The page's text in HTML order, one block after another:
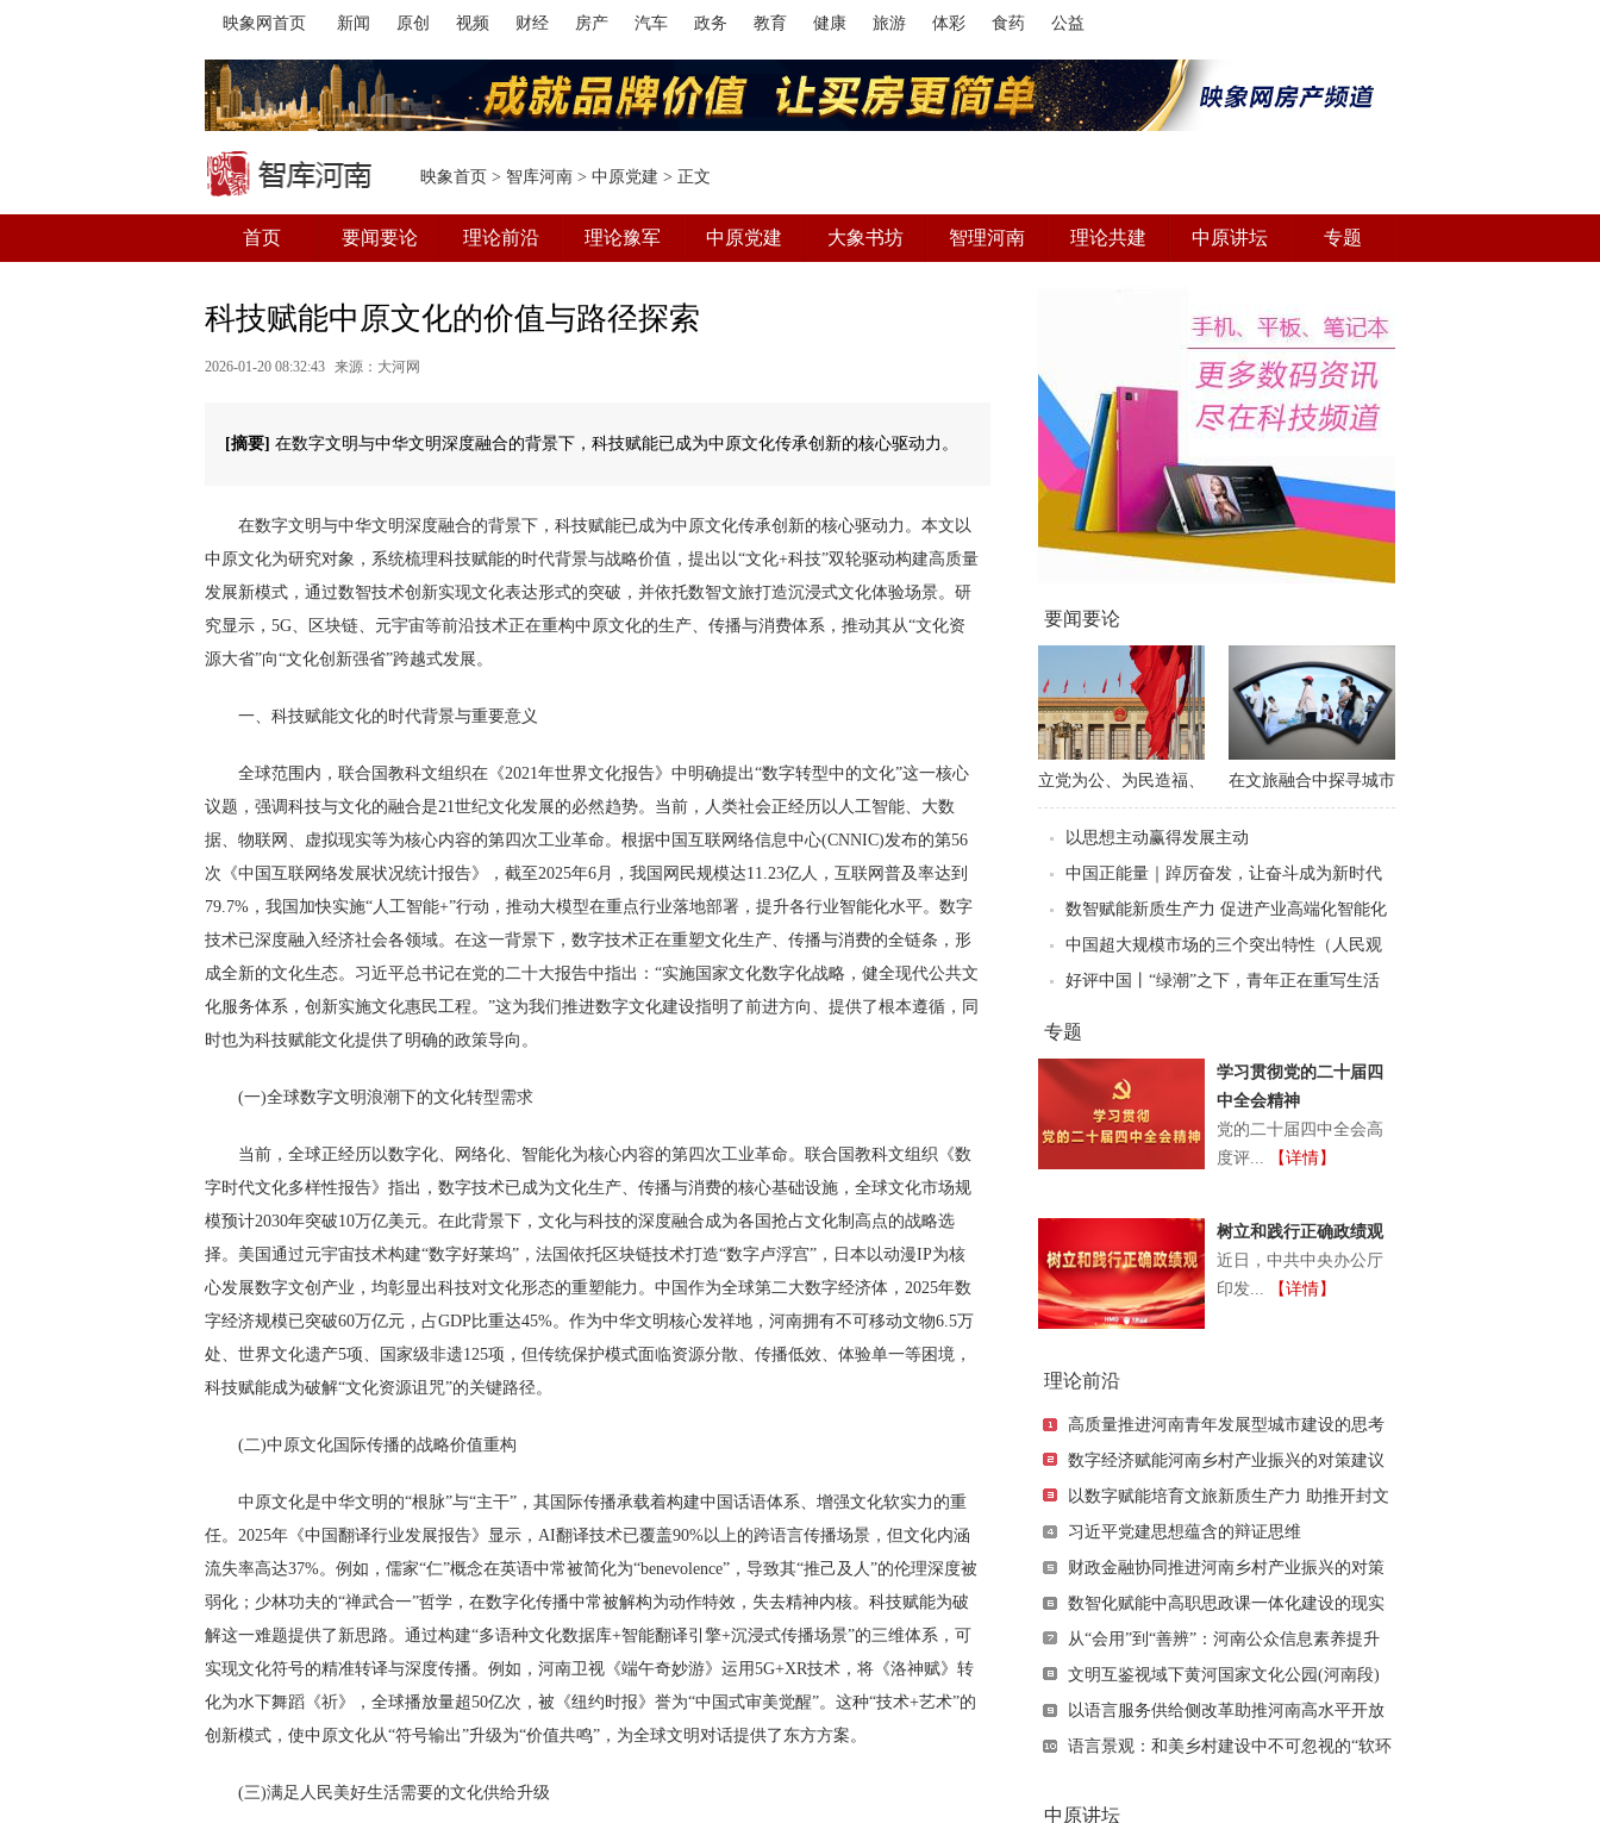
映象网首页 新闻 原创 视频 财经 房产 汽车 政务 教育 健康 旅游 体彩 食药 公益
映象首页 > 智库河南 > 中原党建 > 正文
首页 要闻要论 理论前沿 理论豫军 中原党建 大象书坊 智理河南 理论共建 中原讲坛 专题
科技赋能中原文化的价值与路径探索
2026-01-20 08:32:43 来源：大河网
[摘要] 在数字文明与中华文明深度融合的背景下，科技赋能已成为中原文化传承创新的核心驱动力。
在数字文明与中华文明深度融合的背景下，科技赋能已成为中原文化传承创新的核心驱动力。本文以
中原文化为研究对象，系统梳理科技赋能的时代背景与战略价值，提出以“文化+科技”双轮驱动构建高质量
发展新模式，通过数智技术创新实现文化表达形式的突破，并依托数智文旅打造沉浸式文化体验场景。研
究显示，5G、区块链、元宇宙等前沿技术正在重构中原文化的生产、传播与消费体系，推动其从“文化资
源大省”向“文化创新强省”跨越式发展。
一、科技赋能文化的时代背景与重要意义
全球范围内，联合国教科文组织在《2021年世界文化报告》中明确提出“数字转型中的文化”这一核心
议题，强调科技与文化的融合是21世纪文化发展的必然趋势。当前，人类社会正经历以人工智能、大数
据、物联网、虚拟现实等为核心内容的第四次工业革命。根据中国互联网络信息中心(CNNIC)发布的第56
次《中国互联网络发展状况统计报告》，截至2025年6月，我国网民规模达11.23亿人，互联网普及率达到
79.7%，我国加快实施“人工智能+”行动，推动大模型在重点行业落地部署，提升各行业智能化水平。数字
技术已深度融入经济社会各领域。在这一背景下，数字技术正在重塑文化生产、传播与消费的全链条，形
成全新的文化生态。习近平总书记在党的二十大报告中指出：“实施国家文化数字化战略，健全现代公共文
化服务体系，创新实施文化惠民工程。”这为我们推进数字文化建设指明了前进方向、提供了根本遵循，同
时也为科技赋能文化提供了明确的政策导向。
(一)全球数字文明浪潮下的文化转型需求
当前，全球正经历以数字化、网络化、智能化为核心内容的第四次工业革命。联合国教科文组织《数
字时代文化多样性报告》指出，数字技术已成为文化生产、传播与消费的核心基础设施，全球文化市场规
模预计2030年突破10万亿美元。在此背景下，文化与科技的深度融合成为各国抢占文化制高点的战略选
择。美国通过元宇宙技术构建“数字好莱坞”，法国依托区块链技术打造“数字卢浮宫”，日本以动漫IP为核
心发展数字文创产业，均彰显出科技对文化形态的重塑能力。中国作为全球第二大数字经济体，2025年数
字经济规模已突破60万亿元，占GDP比重达45%。作为中华文明核心发祥地，河南拥有不可移动文物6.5万
处、世界文化遗产5项、国家级非遗125项，但传统保护模式面临资源分散、传播低效、体验单一等困境，
科技赋能成为破解“文化资源诅咒”的关键路径。
(二)中原文化国际传播的战略价值重构
中原文化是中华文明的“根脉”与“主干”，其国际传播承载着构建中国话语体系、增强文化软实力的重
任。2025年《中国翻译行业发展报告》显示，AI翻译技术已覆盖90%以上的跨语言传播场景，但文化内涵
流失率高达37%。例如，儒家“仁”概念在英语中常被简化为“benevolence”，导致其“推己及人”的伦理深度被
弱化；少林功夫的“禅武合一”哲学，在数字化传播中常被解构为动作特效，失去精神内核。科技赋能为破
解这一难题提供了新思路。通过构建“多语种文化数据库+智能翻译引擎+沉浸式传播场景”的三维体系，可
实现文化符号的精准转译与深度传播。例如，河南卫视《端午奇妙游》运用5G+XR技术，将《洛神赋》转
化为水下舞蹈《祈》，全球播放量超50亿次，被《纽约时报》誉为“中国式审美觉醒”。这种“技术+艺术”的
创新模式，使中原文化从“符号输出”升级为“价值共鸣”，为全球文明对话提供了东方方案。
(三)满足人民美好生活需要的文化供给升级
要闻要论
立党为公、为民造福、 在文旅融合中探寻城市
以思想主动赢得发展主动
中国正能量｜踔厉奋发，让奋斗成为新时代
最亮丽的底色
数智赋能新质生产力 促进产业高端化智能化
绿色化
中国超大规模市场的三个突出特性（人民观
点）
好评中国丨“绿潮”之下，青年正在重写生活
专题
学习贯彻党的二十届四
中全会精神
党的二十届四中全会高
度评...
【详情】
树立和践行正确政绩观
近日，中共中央办公厅
印发...
【详情】
理论前沿
高质量推进河南青年发展型城市建设的思考
数字经济赋能河南乡村产业振兴的对策建议
以数字赋能培育文旅新质生产力 助推开封文
旅高质量发展
习近平党建思想蕴含的辩证思维
财政金融协同推进河南乡村产业振兴的对策
建议
数智化赋能中高职思政课一体化建设的现实
困境与实践路径
从“会用”到“善辨”：河南公众信息素养提升
的痛点与进路
文明互鉴视域下黄河国家文化公园(河南段)
叙事重构路径
以语言服务供给侧改革助推河南高水平开放
语言景观：和美乡村建设中不可忽视的“软环
中原讲坛